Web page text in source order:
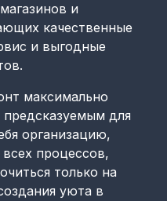
и
качественные
и выгодные
максимально
для
организацию,
процессов,
только на
уюта в